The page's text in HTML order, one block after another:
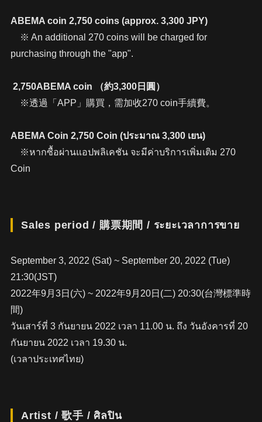
ABEMA coin 2,750 coins (approx. 3,300 JPY)
※ An additional 270 coins will be charged for
purchasing through the "app".
2,750ABEMA coin （約3,300日圓）
※透過「APP」購買，需加收270 coin手續費。
ABEMA Coin 2,750 Coin (ประมาณ 3,300 เยน)
※หากซื้อผ่านแอปพลิเคชัน จะมีค่าบริการเพิ่มเติม 270
Coin
Sales period / 購票期間 / ระยะเวลาการขาย
September 3, 2022 (Sat) ~ September 20, 2022 (Tue)
21:30(JST)
2022年9月3日(六) ~ 2022年9月20日(二) 20:30(台灣標準時
間)
วันเสาร์ที่ 3 กันยายน 2022 เวลา 11.00 น. ถึง วันอังคารที่ 20
กันยายน 2022 เวลา 19.30 น.
(เวลาประเทศไทย)
Artist / 歌手 / ศิลปิน